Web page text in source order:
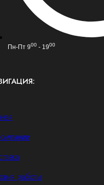
Пн-Пт 900 - 1900
работы